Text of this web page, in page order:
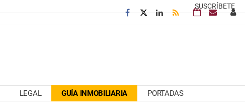
SUSCRÍBETE
LEGAL GUÍA INMOBILIARIA PORTADAS